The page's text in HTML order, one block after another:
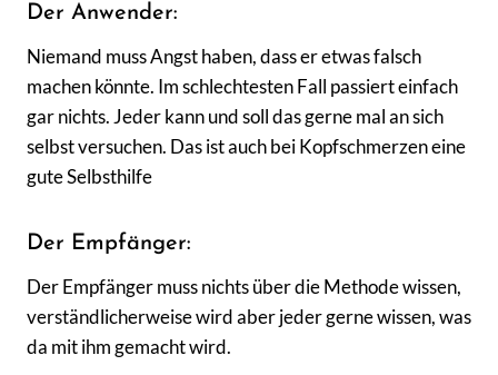
Der Anwender:
Niemand muss Angst haben, dass er etwas falsch
machen könnte. Im schlechtesten Fall passiert einfach
gar nichts. Jeder kann und soll das gerne mal an sich
selbst versuchen. Das ist auch bei Kopfschmerzen eine
gute Selbsthilfe
Der Empfänger:
Der Empfänger muss nichts über die Methode wissen,
verständlicherweise wird aber jeder gerne wissen, was
da mit ihm gemacht wird.